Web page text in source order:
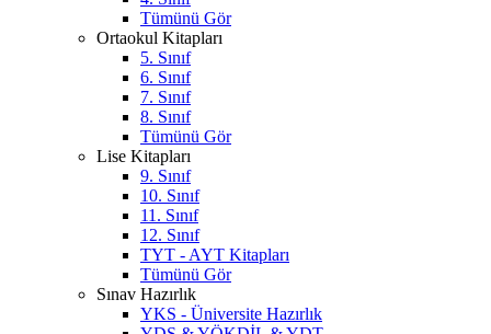
Tümünü Gör
Ortaokul Kitapları
5. Sınıf
6. Sınıf
7. Sınıf
8. Sınıf
Tümünü Gör
Lise Kitapları
9. Sınıf
10. Sınıf
11. Sınıf
12. Sınıf
TYT - AYT Kitapları
Tümünü Gör
Sınav Hazırlık
YKS - Üniversite Hazırlık